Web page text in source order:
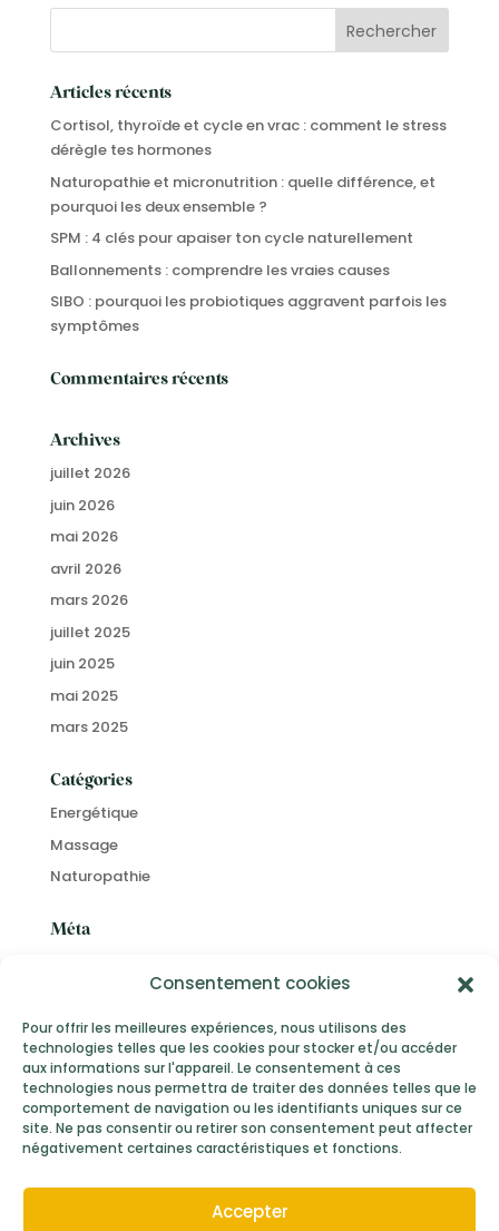
Consentement cookies
Pour offrir les meilleures expériences, nous utilisons des
technologies telles que les cookies pour stocker et/ou accéder
aux informations sur l'appareil. Le consentement à ces
technologies nous permettra de traiter des données telles que le
comportement de navigation ou les identifiants uniques sur ce
site. Ne pas consentir ou retirer son consentement peut affecter
négativement certaines caractéristiques et fonctions.
Accepter
Articles récents
Cortisol, thyroïde et cycle en vrac : comment le stress
dérègle tes hormones
Naturopathie et micronutrition : quelle différence, et
pourquoi les deux ensemble ?
SPM : 4 clés pour apaiser ton cycle naturellement
Ballonnements : comprendre les vraies causes
SIBO : pourquoi les probiotiques aggravent parfois les
symptômes
Commentaires récents
Archives
juillet 2026
juin 2026
mai 2026
avril 2026
mars 2026
juillet 2025
juin 2025
mai 2025
mars 2025
Catégories
Energétique
Massage
Naturopathie
Méta
Flux des publications
Flux des commentaires
Site de WordPress-FR
Mentions LégalesConditions Générales de Vente
Politique de confidentialité